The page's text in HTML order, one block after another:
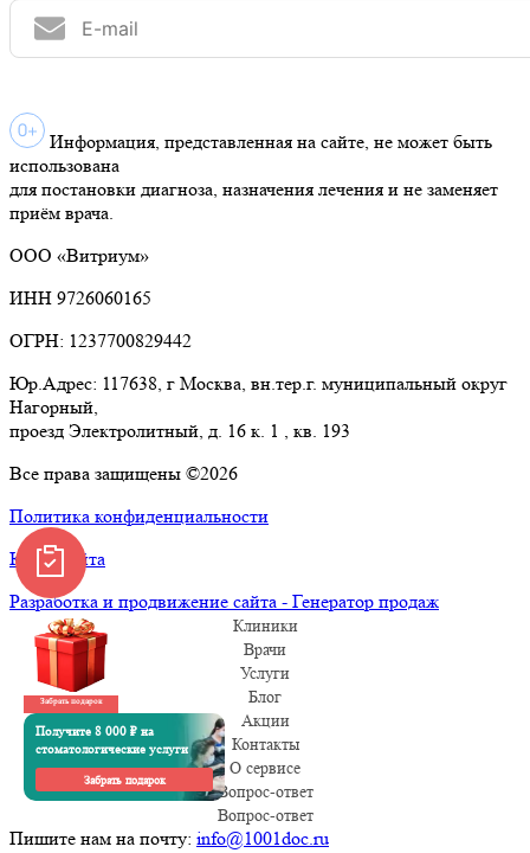
Информация, представленная на сайте, не может быть
использована
для постановки диагноза, назначения лечения и не заменяет
приём врача.
ООО «Витриум»
ИНН 9726060165
ОГРН: 1237700829442
Юр.Адрес: 117638, г Москва, вн.тер.г. муниципальный округ
Нагорный,
проезд Электролитный, д. 16 к. 1 , кв. 193
Все права защищены ©2026
Политика конфиденциальности
Карта сайта
Разработка и продвижение сайта - Генератор продаж
Клиники
Врачи
Услуги
Блог
Акции
Контакты
О сервисе
Вопрос-ответ
Вопрос-ответ
Пишите нам на почту: info@1001doc.ru
Забрать подарок
Получите 8 000 ₽ на
стоматологические услуги
Забрать подарок